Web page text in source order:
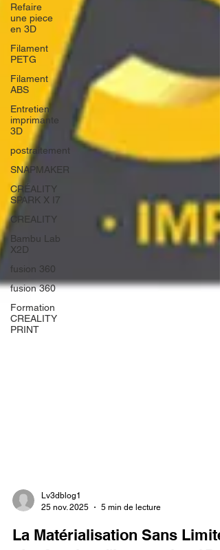
Refaire
une piece
en 3D
Filament
PETG
Filament
ABS
Entretien
imprimante
3D
postraitement
SNAPMAKER
CRÉALITY
SPARK X I7
CREALITY
Bambu Lab
X2D
fusion 360
fusion 360
Formation
CREALITY
PRINT
25 nov. 2025
5 min de lecture